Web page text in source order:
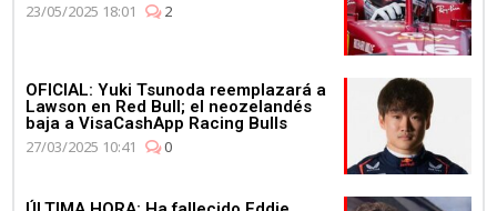
23/05/2025 18:01
2
OFICIAL: Yuki Tsunoda reemplazará a
Lawson en Red Bull; el neozelandés
baja a VisaCashApp Racing Bulls
27/03/2025 10:41
0